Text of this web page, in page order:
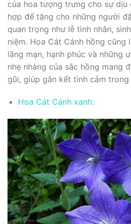
của hoa tượng trưng cho sự dịu
hợp để tặng cho những người
quan trọng như lễ tình nhân,
niệm. Hoa Cát Cánh hồng cũng
lãng mạn, hạnh phúc và những
nhẹ nhàng của sắc hồng mang
gũi, giúp gắn kết tình cảm trong
Hoa Cát Cánh xanh: